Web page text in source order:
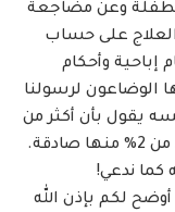
وعن مضاجعة
العلاج على حساب
إباحية وأحكام
الوضاعون لرسولنا
يقول بأن أكثر من
98% من الأحاديث التي حفظها كاذبة وأقل من 2% منها ‏صادقة.
كما ندعي!
لكم بإذن الله